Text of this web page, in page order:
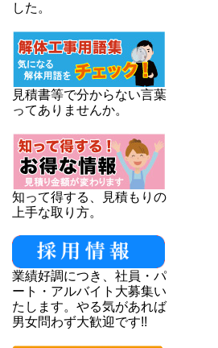
した。
見積書等で分からない言葉
ってありませんか。
知って得する、見積もりの
上手な取り方。
業績好調につき、社員・パ
ート・アルバイト大募集い
たします。やる気があれば
男女問わず大歓迎です!!